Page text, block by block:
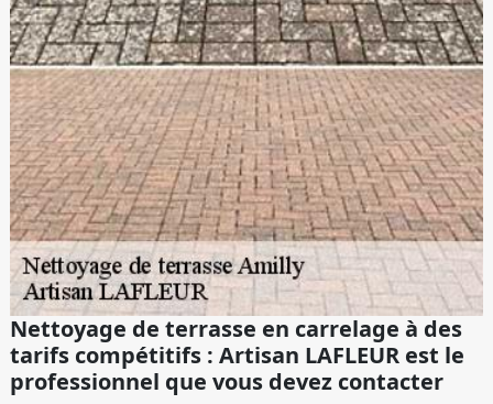
Nettoyage de terrasse en carrelage à des
tarifs compétitifs : Artisan LAFLEUR est le
professionnel que vous devez contacter